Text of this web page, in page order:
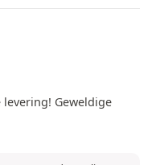
Geweldige